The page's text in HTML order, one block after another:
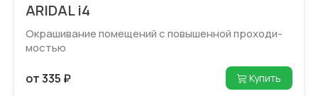
ARIDAL i4
Окрашивание помещений с повышенной проходи­
мостью
от 335 ₽ Купить